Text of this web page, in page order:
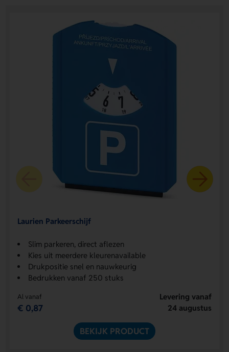
Laurien Parkeerschijf
Slim parkeren, direct aflezen
Kies uit meerdere kleurenavailable
Drukpositie snel en nauwkeurig
Bedrukken vanaf 250 stuks
Al vanaf
€ 0,87
Levering vanaf
24 augustus
BEKIJK PRODUCT